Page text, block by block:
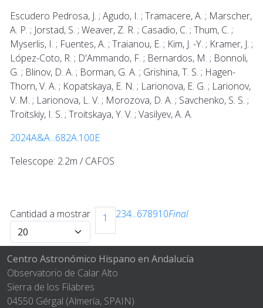
Cantidad a mostrar 1 234...678910Final
Escudero Pedrosa, J. ; Agudo, I. ; Tramacere, A. ; Marscher,
A. P. ; Jorstad, S. ; Weaver, Z. R. ; Casadio, C. ; Thum, C. ;
Myserlis, I. ; Fuentes, A. ; Traianou, E. ; Kim, J. -Y. ; Kramer, J. ;
López-Coto, R. ; D'Ammando, F. ; Bernardos, M. ; Bonnoli,
G. ; Blinov, D. A. ; Borman, G. A. ; Grishina, T. S. ; Hagen-
Thorn, V. A. ; Kopatskaya, E. N. ; Larionova, E. G. ; Larionov,
V. M. ; Larionova, L. V. ; Morozova, D. A. ; Savchenko, S. S. ;
Troitskiy, I. S. ; Troitskaya, Y. V. ; Vasilyev, A. A.
2024A&A...682A.100E
Telescope: 2.2m / CAFOS
Centro Astronómico Hispano en Andalucía
Observatorio de Calar Alto
Sierra de los Filabres
04550 Gérgal (Almería, SPAIN)